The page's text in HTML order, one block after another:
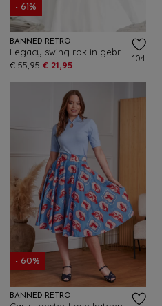
- 61%
BANNED RETRO
€ 55,95 € 21,95
104
- 60%
BANNED RETRO